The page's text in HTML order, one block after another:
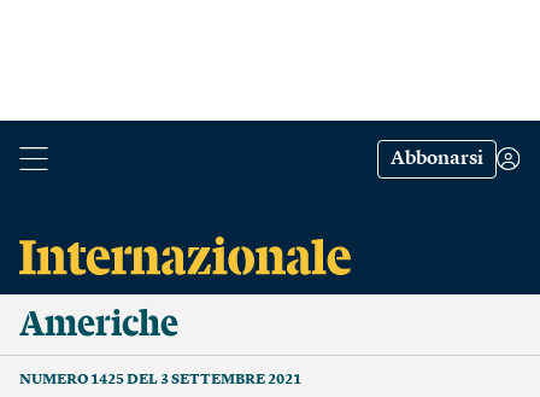
Abbonarsi
Americhe
NUMERO 1425 DEL 3 SETTEMBRE 2021